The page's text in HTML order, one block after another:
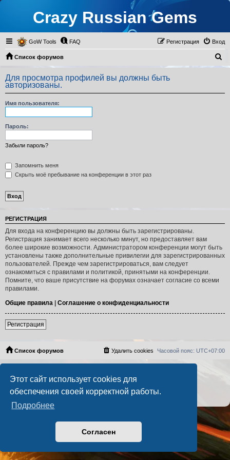
Этот сайт использует cookies для
обеспечения своей корректной работы.
Подробнее
Согласен
Crazy Russian Gems
GoW Tools FAQ Вход
Регистрация
Список форумов
о
с
Для просмотра профилей вы должны быть
авторизованы.
Имя пользователя:
Пароль:
Забыли пароль?
Запомнить меня
Скрыть моё пребывание на конференции в этот раз
РЕГИСТРАЦИЯ
Для входа на конференцию вы должны быть зарегистрированы.
Регистрация занимает всего несколько минут, но предоставляет вам
более широкие возможности. Администратором конференции могут быть
установлены также дополнительные привилегии для зарегистрированных
пользователей. Прежде чем зарегистрироваться, вам следует
ознакомиться с правилами и политикой, принятыми на конференции.
Помните, что ваше присутствие на форумах означает согласие со всеми
правилами.
Общие правила | Соглашение о конфиденциальности
Регистрация
Список форумов Часовой пояс: UTC+07:00
Удалить cookies
Русская поддержка phpBB
PS4 Pro style ©Jester
Конфиденциальность
|